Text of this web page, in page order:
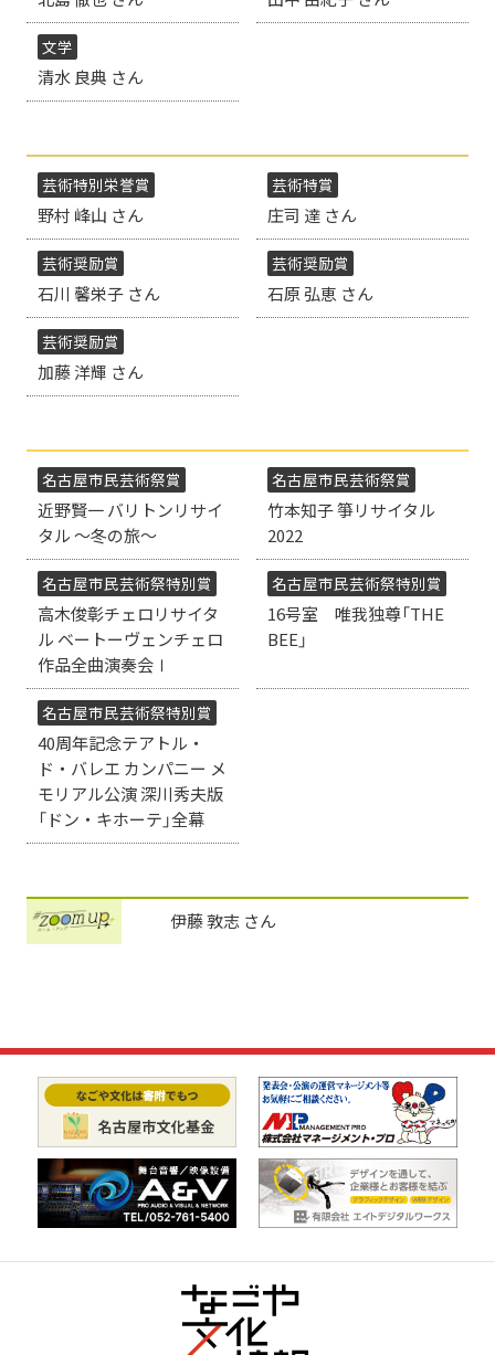
文学
清水 良典 さん
芸術特別栄誉賞
野村 峰山 さん
芸術特賞
庄司 達 さん
芸術奨励賞
石川 馨栄子 さん
芸術奨励賞
石原 弘恵 さん
芸術奨励賞
加藤 洋輝 さん
名古屋市民芸術祭賞
近野賢一 バリトンリサイ
タル ～冬の旅～
名古屋市民芸術祭賞
竹本知子 箏リサイタル
2022
名古屋市民芸術祭特別賞
高木俊彰チェロリサイタ
ル ベートーヴェンチェロ
作品全曲演奏会Ⅰ
名古屋市民芸術祭特別賞
16号室 唯我独尊「THE
BEE」
名古屋市民芸術祭特別賞
40周年記念テアトル・
ド・バレエ カンパニー メ
モリアル公演 深川秀夫版
「ドン・キホーテ」全幕
伊藤 敦志 さん